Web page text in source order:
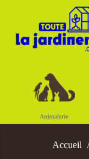
Animalerie
Accueil